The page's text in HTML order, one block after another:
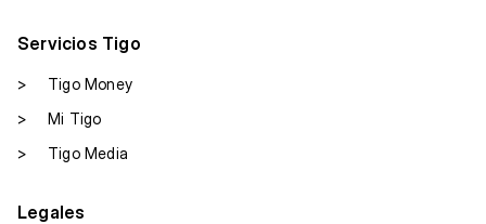
Servicios Tigo
>
Tigo Money
>
Mi Tigo
>
Tigo Media
Legales